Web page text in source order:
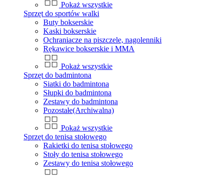
Pokaż wszystkie
Sprzęt do sportów walki
Buty bokserskie
Kaski bokserskie
Ochraniacze na piszczele, nagolenniki
Rękawice bokserskie i MMA
Pokaż wszystkie
Sprzęt do badmintona
Siatki do badmintona
Słupki do badmintona
Zestawy do badmintona
Pozostałe(Archiwalna)
Pokaż wszystkie
Sprzęt do tenisa stołowego
Rakietki do tenisa stołowego
Stoły do tenisa stołowego
Zestawy do tenisa stołowego